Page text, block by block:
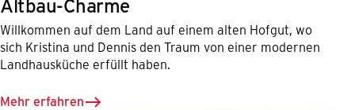
Willkommen auf dem Land auf einem alten Hofgut, wo
sich Kristina und Dennis den Traum von einer modernen
Landhausküche erfüllt haben.
Mehr erfahren